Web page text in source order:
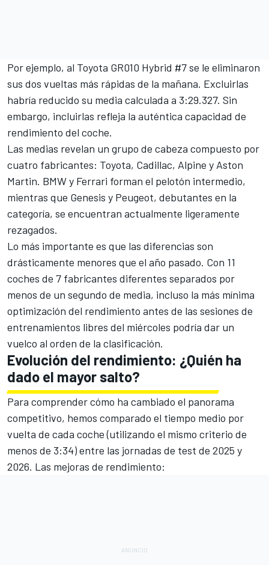
Por ejemplo, al Toyota GR010 Hybrid #7 se le eliminaron
sus dos vueltas más rápidas de la mañana. Excluirlas
habría reducido su media calculada a 3:29.327. Sin
embargo, incluirlas refleja la auténtica capacidad de
rendimiento del coche.
Las medias revelan un grupo de cabeza compuesto por
cuatro fabricantes: Toyota, Cadillac, Alpine y Aston
Martin. BMW y Ferrari forman el pelotón intermedio,
mientras que Genesis y Peugeot, debutantes en la
categoría, se encuentran actualmente ligeramente
rezagados.
Lo más importante es que las diferencias son
drásticamente menores que el año pasado. Con 11
coches de 7 fabricantes diferentes separados por
menos de un segundo de media, incluso la más mínima
optimización del rendimiento antes de las sesiones de
entrenamientos libres del miércoles podría dar un
vuelco al orden de la clasificación.
Evolución del rendimiento: ¿Quién ha
dado el mayor salto?
Para comprender cómo ha cambiado el panorama
competitivo, hemos comparado el tiempo medio por
vuelta de cada coche (utilizando el mismo criterio de
menos de 3:34) entre las jornadas de test de 2025 y
2026. Las mejoras de rendimiento: